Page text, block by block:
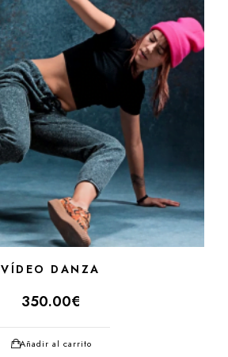
VÍDEO DANZA
350.00€
Añadir al carrito